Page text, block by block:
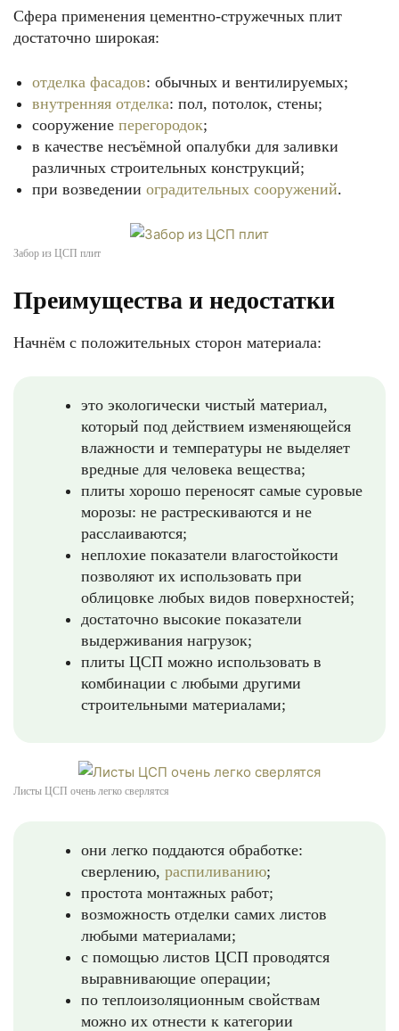
Сфера применения цементно-стружечных плит
достаточно широкая:
отделка фасадов: обычных и вентилируемых;
внутренняя отделка: пол, потолок, стены;
сооружение перегородок;
в качестве несъёмной опалубки для заливки
различных строительных конструкций;
при возведении оградительных сооружений.
Забор из ЦСП плит
Преимущества и недостатки
Начнём с положительных сторон материала:
это экологически чистый материал,
который под действием изменяющейся
влажности и температуры не выделяет
вредные для человека вещества;
плиты хорошо переносят самые суровые
морозы: не растрескиваются и не
расслаиваются;
неплохие показатели влагостойкости
позволяют их использовать при
облицовке любых видов поверхностей;
достаточно высокие показатели
выдерживания нагрузок;
плиты ЦСП можно использовать в
комбинации с любыми другими
строительными материалами;
Листы ЦСП очень легко сверлятся
они легко поддаются обработке:
сверлению, распиливанию;
простота монтажных работ;
возможность отделки самих листов
любыми материалами;
с помощью листов ЦСП проводятся
выравнивающие операции;
по теплоизоляционным свойствам
можно их отнести к категории